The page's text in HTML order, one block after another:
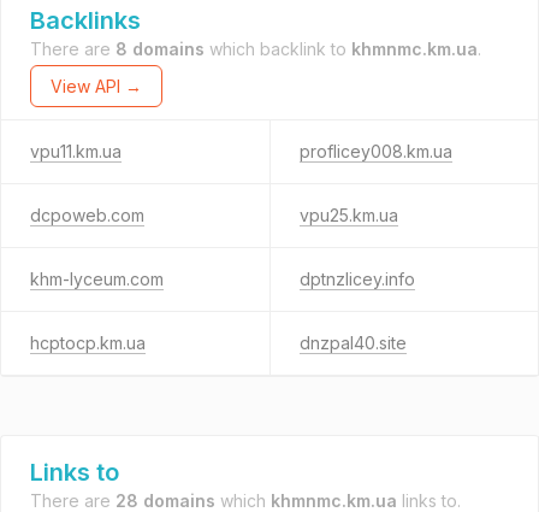
Backlinks
There are 8 domains which backlink to khmnmc.km.ua.
View API →
vpu11.km.ua proflicey008.km.ua
dcpoweb.com vpu25.km.ua
khm-lyceum.com dptnzlicey.info
hcptocp.km.ua dnzpal40.site
Links to
There are 28 domains which khmnmc.km.ua links to.